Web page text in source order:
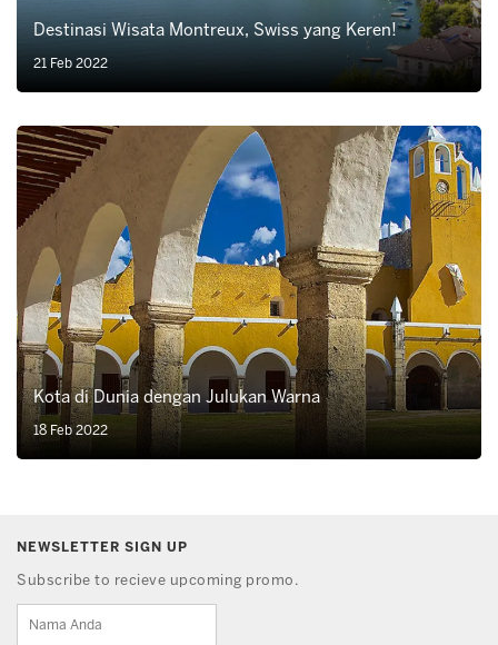
Destinasi Wisata Montreux, Swiss yang Keren!
21 Feb 2022
Kota di Dunia dengan Julukan Warna
18 Feb 2022
NEWSLETTER SIGN UP
Subscribe to recieve upcoming promo.